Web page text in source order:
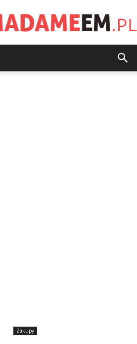
Zakupy